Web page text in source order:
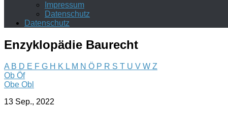
Impressum
Datenschutz
Datenschutz
Enzyklopädie Baurecht
A B D E F G H K L M N Ö P R S T U V W Z
Ob Öf
Obe Obl
13 Sep., 2022